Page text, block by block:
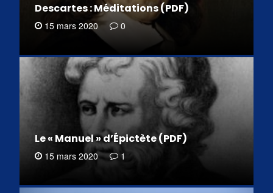
Descartes : Méditations (PDF)
15 mars 2020 0
Le « Manuel » d’Épictète (PDF)
15 mars 2020 1